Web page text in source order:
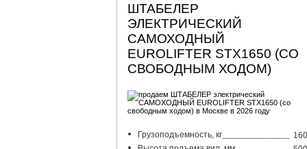
ШТАБЕЛЕР
ЭЛЕКТРИЧЕСКИЙ
САМОХОДНЫЙ
EUROLIFTER STX1650 (СО
СВОБОДНЫМ ХОДОМ)
Грузоподъемность, кг